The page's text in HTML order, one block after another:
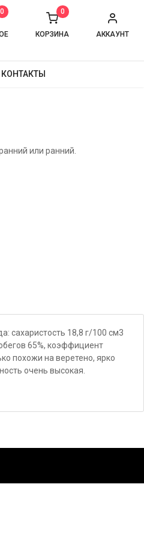
АККАУНТ
КОРЗИНА
0
0
КОНТАКТЫ
или ранний.
сахаристость 18,8 г/100 см3
65%, коэффициент
похожи на веретено, ярко
очень высокая.